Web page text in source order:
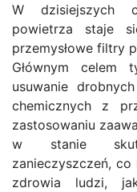
W dzisiejszych
powietrza staje
przemysłowe filtry
Głównym celem
usuwanie
chemicznych z
zastosowaniu
w stanie
zanieczyszczeń,
zdrowia ludzi,